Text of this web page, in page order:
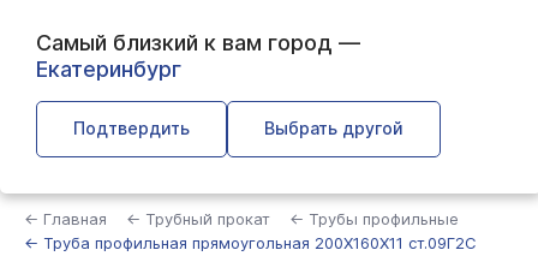
Самый близкий к вам город —
Екатеринбург
Подтвердить Выбрать другой
← Главная ← Трубный прокат
← Трубы профильные
← Труба профильная прямоугольная 200Х160Х11 ст.09Г2С